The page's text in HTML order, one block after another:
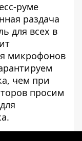
руме
раздача
для всех в
микрофонов
чем при
просим